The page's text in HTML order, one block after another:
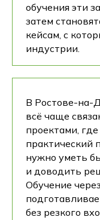
обучения эти
затем
кейсам, с
индустрии.
В Ростове-на-
всё чаще
проектами,
практический
нужно уметь
и доводить
Обучение
без резкого